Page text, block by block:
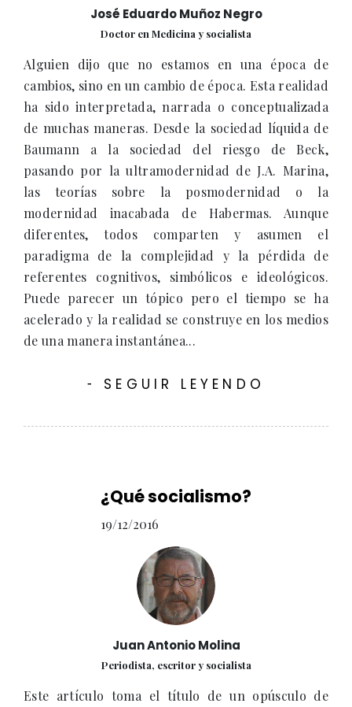
José Eduardo Muñoz Negro
Doctor en Medicina y socialista
Alguien dijo que no estamos en una época de
cambios, sino en un cambio de época. Esta realidad
ha sido interpretada, narrada o conceptualizada
de muchas maneras. Desde la sociedad líquida de
Baumann a la sociedad del riesgo de Beck,
pasando por la ultramodernidad de J.A. Marina,
las teorías sobre la posmodernidad o la
modernidad inacabada de Habermas. Aunque
diferentes, todos comparten y asumen el
paradigma de la complejidad y la pérdida de
referentes cognitivos, simbólicos e ideológicos.
Puede parecer un tópico pero el tiempo se ha
acelerado y la realidad se construye en los medios
de una manera instantánea...
- SEGUIR LEYENDO
¿Qué socialismo?
19/12/2016
Juan Antonio Molina
Periodista, escritor y socialista
Este artículo toma el título de un opúsculo de